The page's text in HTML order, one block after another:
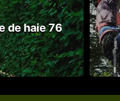
de haie 76